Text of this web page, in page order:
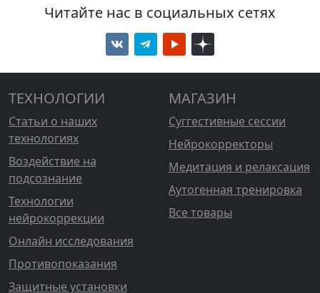
Читайте нас в социальных сетях
ТЕХНОЛОГИИ
Статьи о наших
технологиях
Воздействие на
подсознание
Технологии
нейрокоррекции
Онлайн исследования
Противопоказания
Защитные установки
МАГАЗИН
Суггестивные сессии
Нейрокорректоры
Медитация и релаксация
Аутогенная тренировка
Все товары